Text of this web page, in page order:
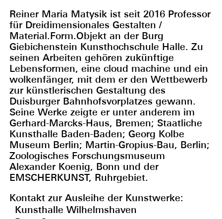
Reiner Maria Matysik ist seit 2016 Professor
für Dreidimensionales Gestalten /
Material.Form.Objekt an der Burg
Giebichenstein Kunsthochschule Halle. Zu
seinen Arbeiten gehören zukünftige
Lebensformen, eine cloud machine und ein
wolkenfänger, mit dem er den Wettbewerb
zur künstlerischen Gestaltung des
Duisburger Bahnhofsvorplatzes gewann.
Seine Werke zeigte er unter anderem im
Gerhard-Marcks-Haus, Bremen; Staatliche
Kunsthalle Baden-Baden; Georg Kolbe
Museum Berlin; Martin-Gropius-Bau, Berlin;
Zoologisches Forschungsmuseum
Alexander Koenig, Bonn und der
EMSCHERKUNST, Ruhrgebiet.
Kontakt zur Ausleihe der Kunstwerke:
Kunsthalle Wilhelmshaven